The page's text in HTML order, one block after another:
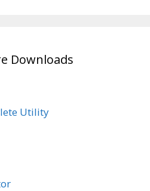
Downloads
Utility